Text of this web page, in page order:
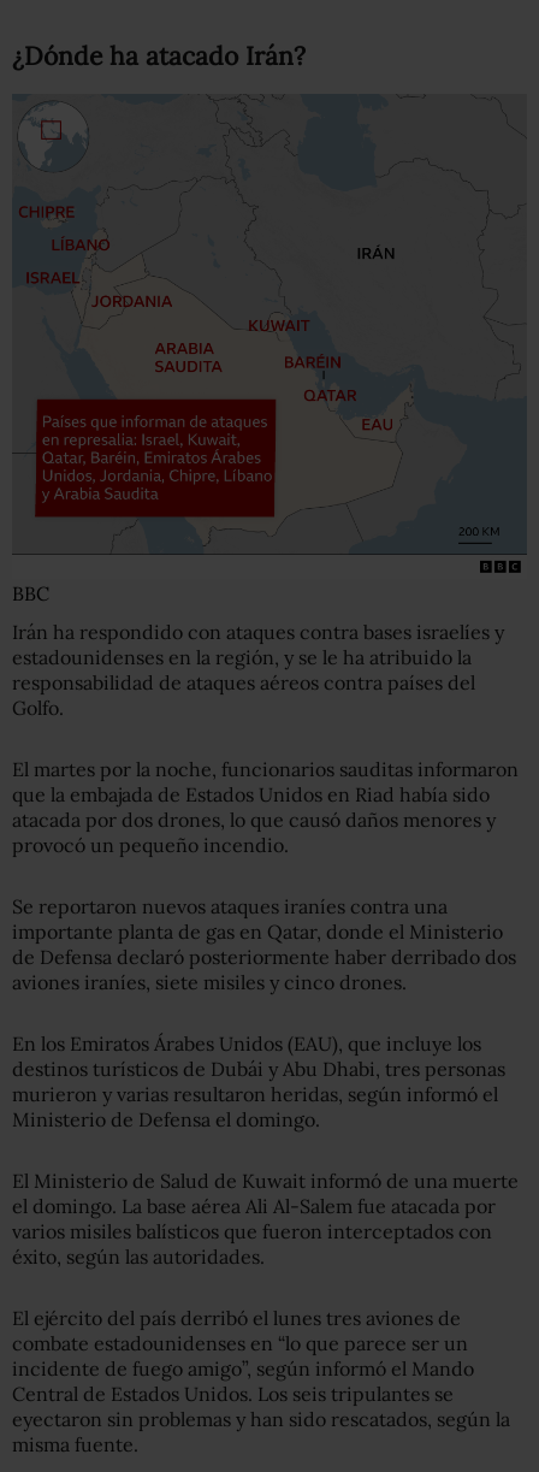
¿Dónde ha atacado Irán?
BBC
Irán ha respondido con ataques contra bases israelíes y
estadounidenses en la región, y se le ha atribuido la
responsabilidad de ataques aéreos contra países del
Golfo.
El martes por la noche, funcionarios sauditas informaron
que la embajada de Estados Unidos en Riad había sido
atacada por dos drones, lo que causó daños menores y
provocó un pequeño incendio.
Se reportaron nuevos ataques iraníes contra una
importante planta de gas en Qatar, donde el Ministerio
de Defensa declaró posteriormente haber derribado dos
aviones iraníes, siete misiles y cinco drones.
En los Emiratos Árabes Unidos (EAU), que incluye los
destinos turísticos de Dubái y Abu Dhabi, tres personas
murieron y varias resultaron heridas, según informó el
Ministerio de Defensa el domingo.
El Ministerio de Salud de Kuwait informó de una muerte
el domingo. La base aérea Ali Al-Salem fue atacada por
varios misiles balísticos que fueron interceptados con
éxito, según las autoridades.
El ejército del país derribó el lunes tres aviones de
combate estadounidenses en “lo que parece ser un
incidente de fuego amigo”, según informó el Mando
Central de Estados Unidos. Los seis tripulantes se
eyectaron sin problemas y han sido rescatados, según la
misma fuente.